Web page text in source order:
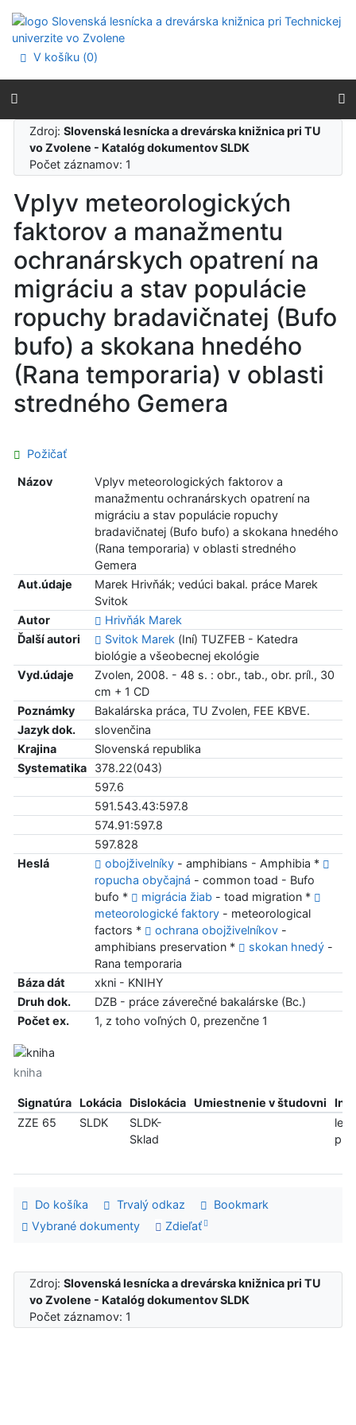
Prejsť na menu
Prehlásenie o webovej prístupnosti
V košíku (0)
Zdroj:Slovenská lesnícka a drevárska knižnica pri TU
vo Zvolene - Katalóg dokumentov SLDK
Počet záznamov: 1
Vplyv meteorologických
faktorov a manažmentu
ochranárskych opatrení na
migráciu a stav populácie
ropuchy bradavičnatej (Bufo
bufo) a skokana hnedého
(Rana temporaria) v oblasti
stredného Gemera
Požičať
Názov
Vplyv meteorologických faktorov a
manažmentu ochranárskych opatrení na
migráciu a stav populácie ropuchy
bradavičnatej (Bufo bufo) a skokana hnedého
(Rana temporaria) v oblasti stredného
Gemera
Aut.údaje
Marek Hrivňák; vedúci bakal. práce Marek
Svitok
Autor
Hrivňák Marek
Ďalší autori
Svitok Marek (Iní) TUZFEB - Katedra
biológie a všeobecnej ekológie
Vyd.údaje
Zvolen, 2008. - 48 s. : obr., tab., obr. príl., 30
cm + 1 CD
Poznámky
Bakalárska práca, TU Zvolen, FEE KBVE.
Jazyk dok.
slovenčina
Krajina
Slovenská republika
Systematika
378.22(043)
597.6
591.543.43:597.8
574.91:597.8
597.828
Heslá
obojživelníky- amphibians - Amphibia *
ropucha obyčajná - common toad - Bufo
bufo *
migrácia žiab- toad migration *
meteorologické faktory- meteorological
factors *
ochrana obojživelníkov-
amphibians preservation *
skokan hnedý-
Rana temporaria
Báza dát
xkni - KNIHY
Druh dok.
DZB - práce záverečné bakalárske (Bc.)
Počet ex.
1, z toho voľných 0, prezenčne 1
kniha
Signatúra Lokácia Dislokácia Umiestnenie v študovni
Info
ZZE 65
SLDK
SLDK-
Sklad
len
Do košíka Trvalý odkaz
Bookmark
Vybrané dokumenty
Zdieľať
Zdroj:Slovenská lesnícka a drevárska knižnica pri TU
vo Zvolene - Katalóg dokumentov SLDK
Počet záznamov: 1